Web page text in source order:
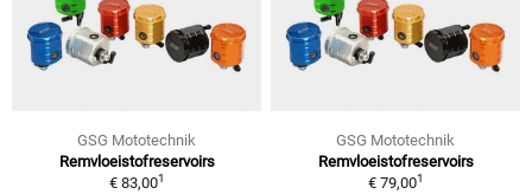
GSG Mototechnik
Remvloeistofreservoirs
€ 83,001
GSG Mototechnik
Remvloeistofreservoirs
€ 79,001